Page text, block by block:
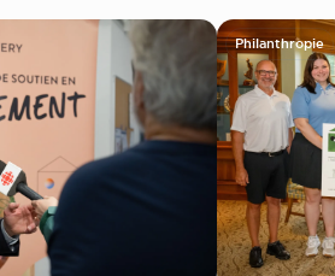
Philanthropie